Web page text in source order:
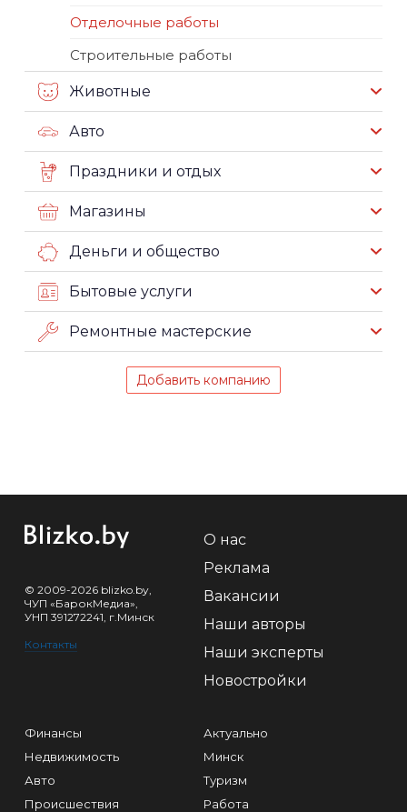
Отделочные работы
Строительные работы
Животные
Авто
Праздники и отдых
Магазины
Деньги и общество
Бытовые услуги
Ремонтные мастерские
Добавить компанию
© 2009-2026 blizko.by,
ЧУП «БарокМедиа»,
УНП 391272241, г.Минск
Контакты
О нас
Реклама
Вакансии
Наши авторы
Наши эксперты
Новостройки
Финансы
Недвижимость
Авто
Происшествия
Актуально
Минск
Туризм
Работа